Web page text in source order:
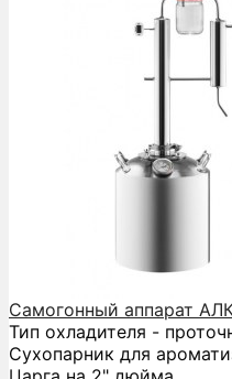
Самогонный аппарат
Тип охладителя -
Сухопарник для